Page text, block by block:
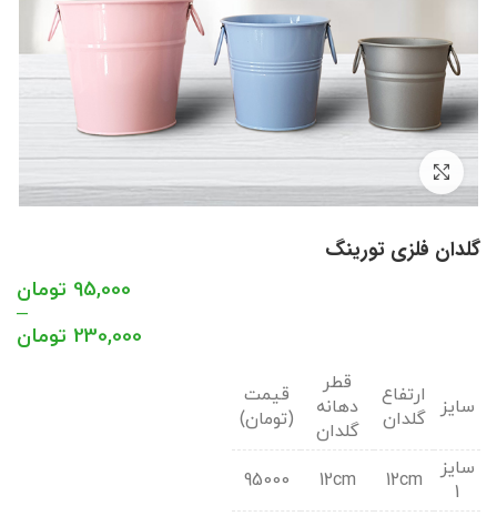
گلدان فلزی تورینگ
95,000 تومان
–
230,000 تومان
سایز
ارتفاع
گلدان
قطر
دهانه
گلدان
قیمت
(تومان)
سایز
1
12cm
12cm
95000